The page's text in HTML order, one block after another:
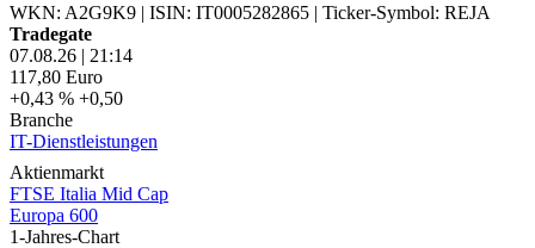
WKN: A2G9K9 | ISIN: IT0005282865 | Ticker-Symbol: REJA
Tradegate
07.08.26 | 21:14
117,80 Euro
+0,43 % +0,50
Branche
IT-Dienstleistungen
Aktienmarkt
FTSE Italia Mid Cap
Europa 600
1-Jahres-Chart